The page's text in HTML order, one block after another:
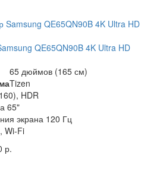
QE65QN90B 4K Ultra HD
65 дюймов (165 см)
Tizen
HDR
65"
экрана 120 Гц
Wi-Fi
р.